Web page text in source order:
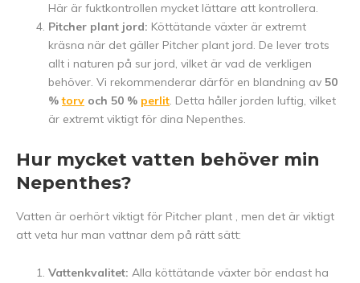
Här är fuktkontrollen mycket lättare att kontrollera.
Pitcher plant jord: Köttätande växter är extremt
kräsna när det gäller Pitcher plant jord. De lever trots
allt i naturen på sur jord, vilket är vad de verkligen
behöver. Vi rekommenderar därför en blandning av 50
%torv och 50 % perlit. Detta håller jorden luftig, vilket
är extremt viktigt för dina Nepenthes.
Hur mycket vatten behöver min
Nepenthes?
Vatten är oerhört viktigt för Pitcher plant , men det är viktigt
att veta hur man vattnar dem på rätt sätt:
Vattenkvalitet: Alla köttätande växter bör endast ha